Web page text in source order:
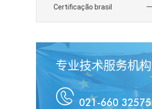
Certificação brasil
专业技术服务机构
 021-660 32575